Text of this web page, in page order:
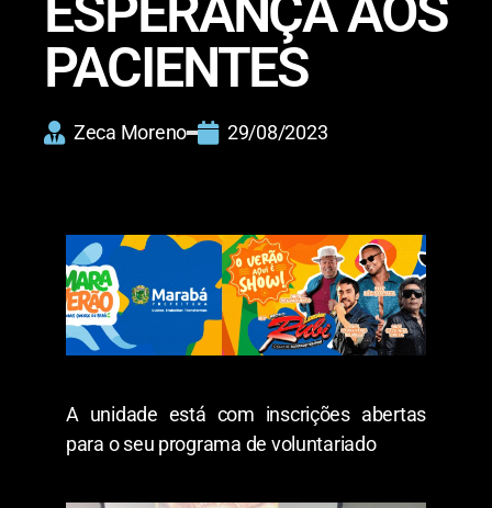
ESPERANÇA AOS
PACIENTES
Zeca Moreno 29/08/2023
A unidade está com inscrições abertas
para o seu programa de voluntariado